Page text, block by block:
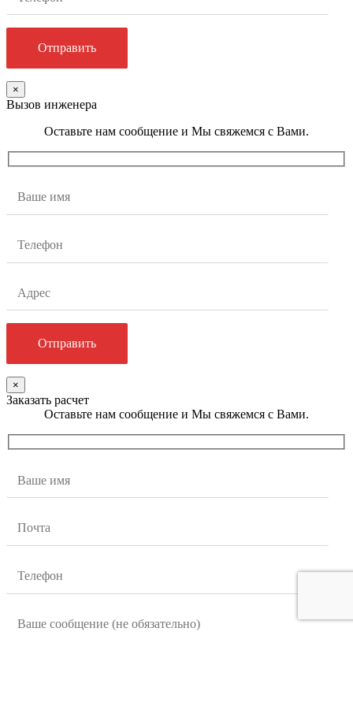
×
Вызов инженера
Оставьте нам сообщение и Мы свяжемся с Вами.
×
Заказать расчет
Оставьте нам сообщение и Мы свяжемся с Вами.